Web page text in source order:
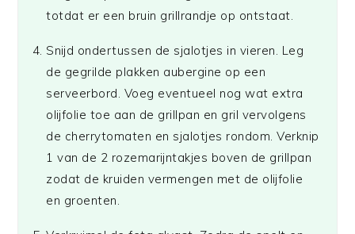
totdat er een bruin grillrandje op ontstaat.
Snijd ondertussen de sjalotjes in vieren. Leg
de gegrilde plakken aubergine op een
serveerbord. Voeg eventueel nog wat extra
olijfolie toe aan de grillpan en gril vervolgens
de cherrytomaten en sjalotjes rondom. Verknip
1 van de 2 rozemarijntakjes boven de grillpan
zodat de kruiden vermengen met de olijfolie
en groenten.